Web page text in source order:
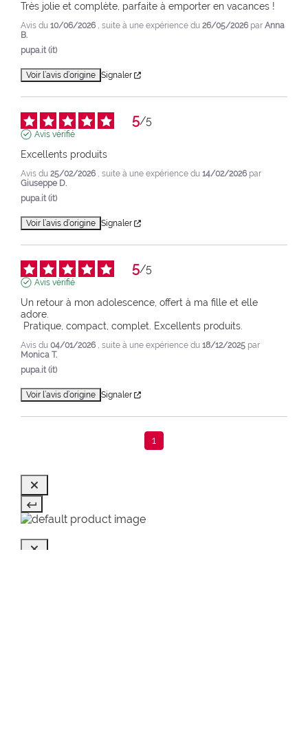
Très jolie et complète, parfaite à emporter en vacances !
Avis du 10/06/2026 , suite à une expérience du 26/05/2026 par Anna
B.
pupa.it (it)
Voir l’avis d’origine Signaler
5/5
Avis vérifié
Excellents produits
Avis du 25/02/2026 , suite à une expérience du 14/02/2026 par
Giuseppe D.
pupa.it (it)
Voir l’avis d’origine Signaler
5/5
Avis vérifié
Un retour à mon adolescence, offert à ma fille et elle
adore.
Pratique, compact, complet. Excellents produits.
Avis du 04/01/2026 , suite à une expérience du 18/12/2025 par
Monica T.
pupa.it (it)
Voir l’avis d’origine Signaler
1